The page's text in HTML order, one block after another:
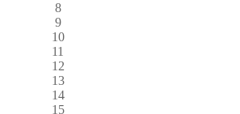
8
9
10
11
12
13
14
15